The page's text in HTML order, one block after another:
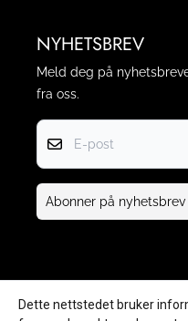
NYHETSBREV
Meld deg på
fra oss.
E-post
Abonner på nyhetsbrev
Dette nettstedet bruker